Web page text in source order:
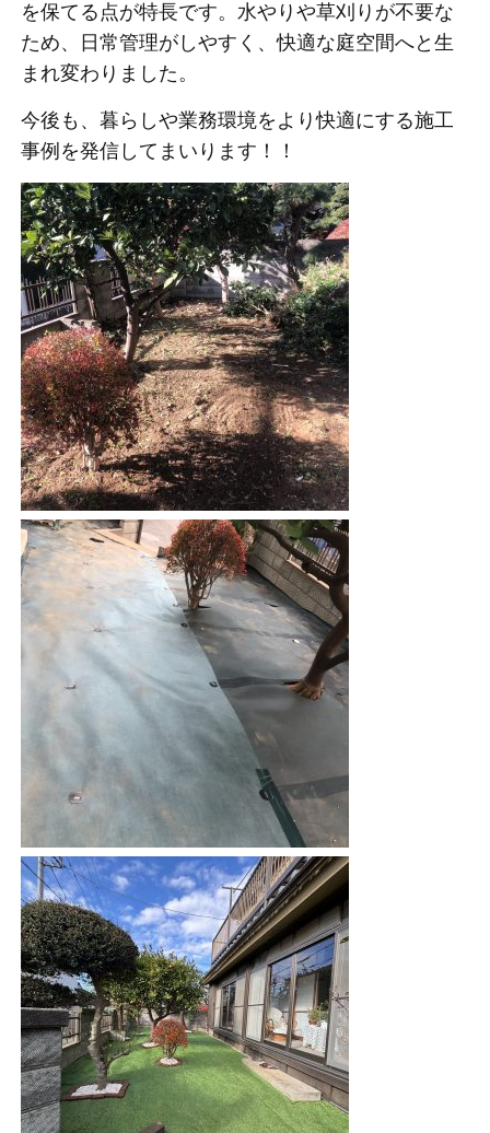
を保てる点が特長です。水やりや草刈りが不要な
ため、日常管理がしやすく、快適な庭空間へと生
まれ変わりました。
今後も、暮らしや業務環境をより快適にする施工
事例を発信してまいります！！